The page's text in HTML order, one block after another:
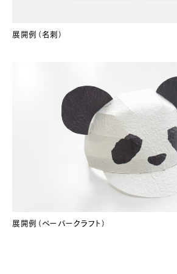
展開例（名刺）
展開例（ペーパークラフト）